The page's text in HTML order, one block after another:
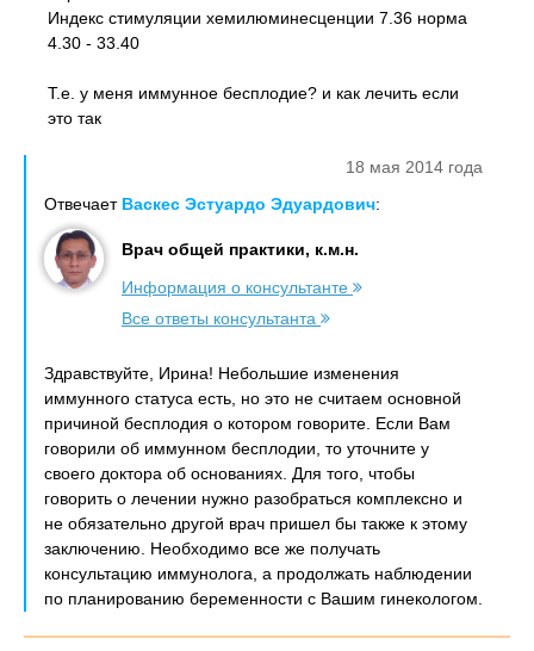
Индекс стимуляции хемилюминесценции 7.36 норма
4.30 - 33.40
Т.е. у меня иммунное бесплодие? и как лечить если
это так
18 мая 2014 года
Отвечает Васкес Эстуардо Эдуардович:
Врач общей практики, к.м.н.
Информация о консультанте
Все ответы консультанта
Здравствуйте, Ирина! Небольшие изменения
иммунного статуса есть, но это не считаем основной
причиной бесплодия о котором говорите. Если Вам
говорили об иммунном бесплодии, то уточните у
своего доктора об основаниях. Для того, чтобы
говорить о лечении нужно разобраться комплексно и
не обязательно другой врач пришел бы также к этому
заключению. Необходимо все же получать
консультацию иммунолога, а продолжать наблюдении
по планированию беременности с Вашим гинекологом.